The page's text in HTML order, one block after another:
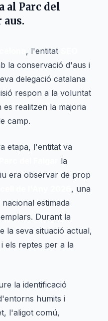
al Parc del
aus.
, l'entitat
la conservació d'aus i
delegació catalana
respon a la voluntat
realitzen la majoria
camp.
etapa, l'entitat va
la
era observar de prop
, una
estimada
Durant la
la seva situació actual,
els reptes per a la
la identificació
humits i
l'aligot comú,